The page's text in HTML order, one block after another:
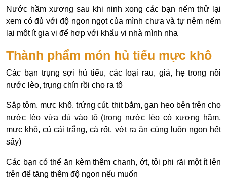
Nước hầm xương sau khi ninh xong các bạn nếm thử lại
xem có đủ với độ ngon ngọt của mình chưa và tự nêm nếm
lại một ít gia vị để hợp với khẩu vị nhà mình nha
Thành phẩm món hủ tiếu mực khô
Các bạn trụng sợi hủ tiếu, các loại rau, giá, hẹ trong nồi
nước lèo, trụng chín rồi cho ra tô
Sắp tôm, mực khô, trứng cút, thịt bằm, gan heo bên trên cho
nước lèo vừa đủ vào tô (trong nước lèo có xương hầm,
mực khô, củ cải trắng, cà rốt, vớt ra ăn cùng luôn ngon hết
sẩy)
Các bạn có thể ăn kèm thêm chanh, ớt, tỏi phi rãi một ít lên
trên để tăng thêm độ ngon nếu muốn